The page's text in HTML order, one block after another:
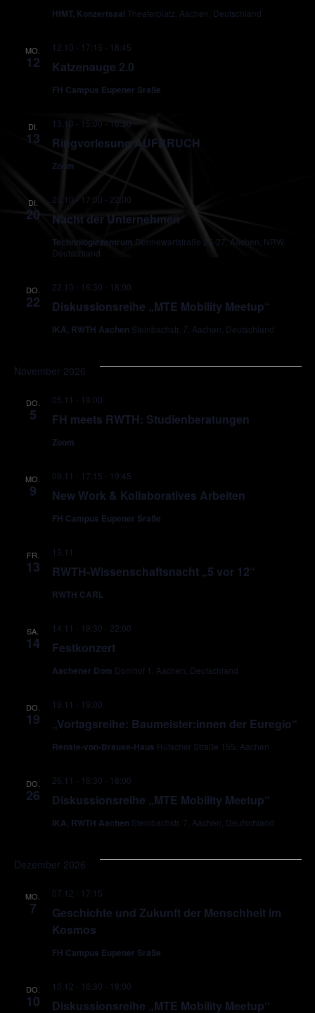
HfMT, Konzertsaal Theaterplatz, Aachen, Deutschland
MO.
12 Katzenauge 2.0
12.10 - 17:15 - 18:45
FH Campus Eupener Sraße
DI.
13 Ringvorlesung AUFBRUCH
13.10 - 15:00 - 16:30
Zoom
DI.
20 Nacht der Unternehmen
20.10 - 17:00 - 22:00
Technologiezentrum Dennewartstraße 25-27, Aachen, NRW,
Deutschland
DO.
22 Diskussionsreihe „MTE Mobility Meetup“
22.10 - 16:30 - 18:00
IKA, RWTH Aachen Steinbachstr. 7, Aachen, Deutschland
November 2026
DO.
5 FH meets RWTH: Studienberatungen
05.11 - 18:00
Zoom
MO.
9 New Work & Kollaboratives Arbeiten
09.11 - 17:15 - 19:45
FH Campus Eupener Sraße
FR.
13 RWTH-Wissenschaftsnacht „5 vor 12“
13.11
RWTH CARL
SA.
14 Festkonzert
14.11 - 19:30 - 22:00
Aachener Dom Domhof 1, Aachen, Deutschland
DO.
19 „Vortagsreihe: Baumeister:innen der Euregio“
19.11 - 19:00
Renate-von-Brause-Haus Rütscher Straße 155, Aachen
DO.
26 Diskussionsreihe „MTE Mobility Meetup“
26.11 - 16:30 - 18:00
IKA, RWTH Aachen Steinbachstr. 7, Aachen, Deutschland
Dezember 2026
MO.
7
Geschichte und Zukunft der Menschheit im
Kosmos
07.12 - 17:15
FH Campus Eupener Sraße
DO.
10 Diskussionsreihe „MTE Mobility Meetup“
10.12 - 16:30 - 18:00